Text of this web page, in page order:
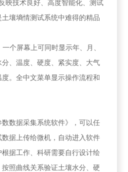
映技术良好、高度智能化、测试
壤墒情测试系统中难得的精品
个屏幕上可同时显示年、月、
、温度、硬度、紧实度、大气
。全中文菜单显示操作流程和
数据采集系统软件》，可以任
据上传给微机，自动进入软件
据工作、科研需要自行设计绘
照曲线关系验证土壤水分、硬